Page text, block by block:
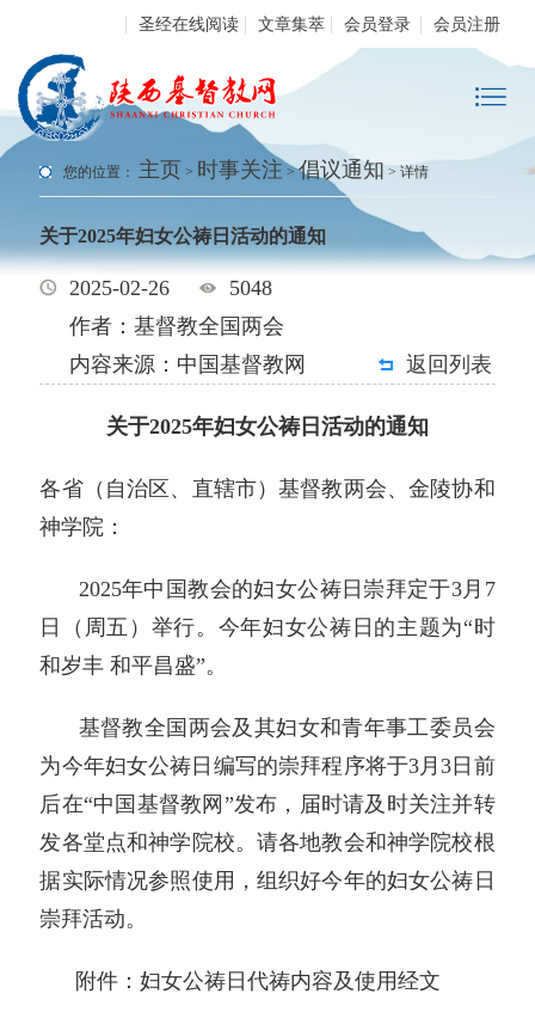
圣经在线阅读 文章集萃 会员登录 会员注册
您的位置： 主页 > 时事关注 >倡议通知> 详情
关于2025年妇女公祷日活动的通知
2025-02-26
5048
作者：基督教全国两会
内容来源：中国基督教网
返回列表
关于2025年妇女公祷日活动的通知
各省（自治区、直辖市）基督教两会、金陵协和
神学院：
2025年中国教会的妇女公祷日崇拜定于3月7
日（周五）举行。今年妇女公祷日的主题为“时
和岁丰 和平昌盛”。
基督教全国两会及其妇女和青年事工委员会
为今年妇女公祷日编写的崇拜程序将于3月3日前
后在“中国基督教网”发布，届时请及时关注并转
发各堂点和神学院校。请各地教会和神学院校根
据实际情况参照使用，组织好今年的妇女公祷日
崇拜活动。
附件：妇女公祷日代祷内容及使用经文